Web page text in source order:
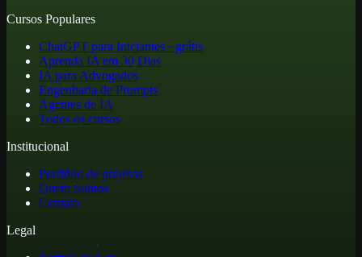
Cursos Populares
ChatGPT para Iniciantes · grátis
Aprenda IA em 30 Dias
IA para Advogados
Engenharia de Prompts
Agentes de IA
Todos os cursos
Institucional
Portfólio de projetos
Quem Somos
Contato
Legal